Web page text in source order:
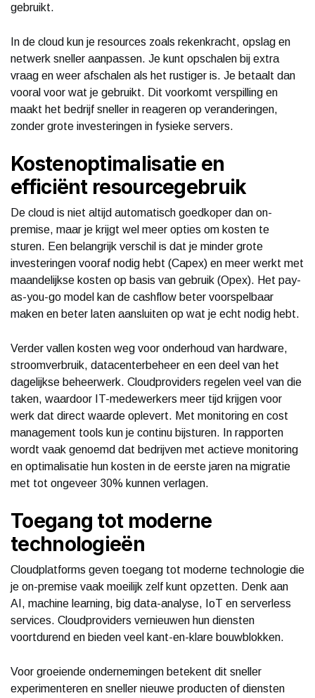
gebruikt.
In de cloud kun je resources zoals rekenkracht, opslag en
netwerk sneller aanpassen. Je kunt opschalen bij extra
vraag en weer afschalen als het rustiger is. Je betaalt dan
vooral voor wat je gebruikt. Dit voorkomt verspilling en
maakt het bedrijf sneller in reageren op veranderingen,
zonder grote investeringen in fysieke servers.
Kostenoptimalisatie en
efficiënt resourcegebruik
De cloud is niet altijd automatisch goedkoper dan on-
premise, maar je krijgt wel meer opties om kosten te
sturen. Een belangrijk verschil is dat je minder grote
investeringen vooraf nodig hebt (Capex) en meer werkt met
maandelijkse kosten op basis van gebruik (Opex). Het pay-
as-you-go model kan de cashflow beter voorspelbaar
maken en beter laten aansluiten op wat je echt nodig hebt.
Verder vallen kosten weg voor onderhoud van hardware,
stroomverbruik, datacenterbeheer en een deel van het
dagelijkse beheerwerk. Cloudproviders regelen veel van die
taken, waardoor IT-medewerkers meer tijd krijgen voor
werk dat direct waarde oplevert. Met monitoring en cost
management tools kun je continu bijsturen. In rapporten
wordt vaak genoemd dat bedrijven met actieve monitoring
en optimalisatie hun kosten in de eerste jaren na migratie
met tot ongeveer 30% kunnen verlagen.
Toegang tot moderne
technologieën
Cloudplatforms geven toegang tot moderne technologie die
je on-premise vaak moeilijk zelf kunt opzetten. Denk aan
AI, machine learning, big data-analyse, IoT en serverless
services. Cloudproviders vernieuwen hun diensten
voortdurend en bieden veel kant-en-klare bouwblokken.
Voor groeiende ondernemingen betekent dit sneller
experimenteren en sneller nieuwe producten of diensten